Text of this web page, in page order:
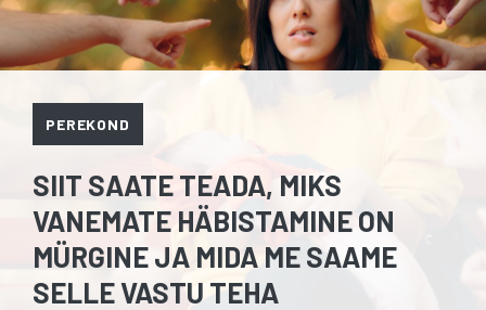
PEREKOND
SIIT SAATE TEADA, MIKS
VANEMATE HÄBISTAMINE ON
MÜRGINE JA MIDA ME SAAME
SELLE VASTU TEHA